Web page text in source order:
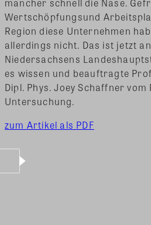
Wertschöpfungsund
Region diese Unternehmen
allerdings nicht. Das ist jetzt
Niedersachsens
es wissen und beauftragte
Dipl. Phys. Joey Schaffner
Untersuchung.
zum Artikel als PDF